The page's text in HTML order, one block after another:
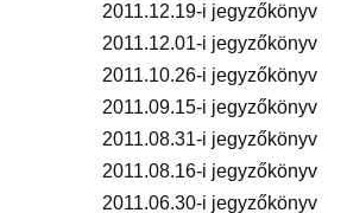
2011.12.19-i jegyzőkönyv
2011.12.01-i jegyzőkönyv
2011.10.26-i jegyzőkönyv
2011.09.15-i jegyzőkönyv
2011.08.31-i jegyzőkönyv
2011.08.16-i jegyzőkönyv
2011.06.30-i jegyzőkönyv